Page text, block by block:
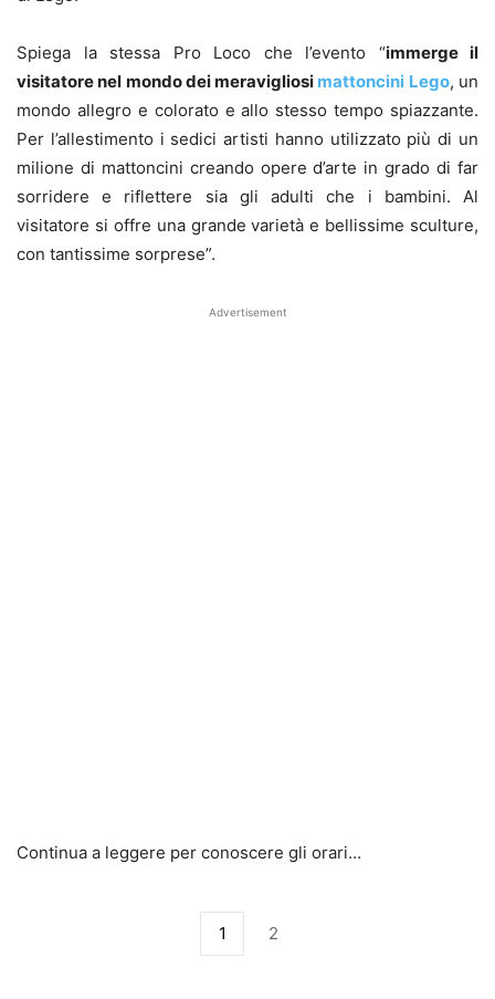
Spiega la stessa Pro Loco che l’evento “immerge il
visitatore nel mondo dei meravigliosi mattoncini Lego, un
mondo allegro e colorato e allo stesso tempo spiazzante.
Per l’allestimento i sedici artisti hanno utilizzato più di un
milione di mattoncini creando opere d’arte in grado di far
sorridere e riflettere sia gli adulti che i bambini. Al
visitatore si offre una grande varietà e bellissime sculture,
con tantissime sorprese”.
Advertisement
Continua a leggere per conoscere gli orari…
1 2